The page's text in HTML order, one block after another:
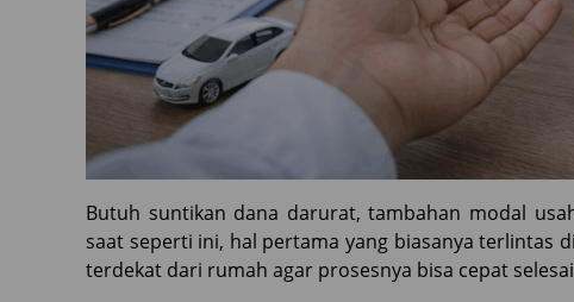
Butuh suntikan dana darurat, tambahan modal
saat seperti ini, hal pertama yang biasanya terlintas
terdekat dari rumah agar prosesnya bisa cepat